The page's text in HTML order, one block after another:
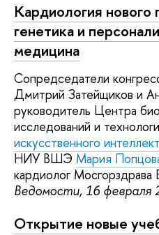
Кардиология
генетика и
медицина
Cопредседатели
Дмитрий Затейщиков и
руководитель Центра
исследований и
искусственного
НИУ ВШЭ Мария
кардиолог Мосгорздрава
Ведомости, 16 февраля
Открытие новые